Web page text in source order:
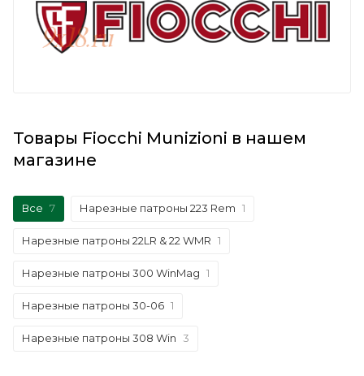
Товары Fiocchi Munizioni в нашем
магазине
Все 7 Нарезные патроны 223 Rem 1
Нарезные патроны 22LR & 22 WMR 1
Нарезные патроны 300 WinMag 1
Нарезные патроны 30-06 1
Нарезные патроны 308 Win 3